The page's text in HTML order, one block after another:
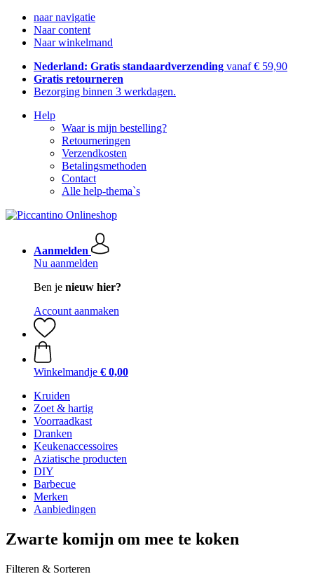
naar navigatie
Naar content
Naar winkelmand
Nederland: Gratis standaardverzending vanaf € 59,90
Gratis retourneren
Bezorging binnen 3 werkdagen.
Help
Waar is mijn bestelling?
Retourneringen
Verzendkosten
Betalingsmethoden
Contact
Alle help-thema`s
Aanmelden
Nu aanmelden
Ben je nieuw hier?
Account aanmaken
Winkelmandje € 0,00
Kruiden
Zoet & hartig
Voorraadkast
Dranken
Keukenaccessoires
Aziatische producten
DIY
Barbecue
Merken
Aanbiedingen
Zwarte komijn om mee te koken
Filteren & Sorteren